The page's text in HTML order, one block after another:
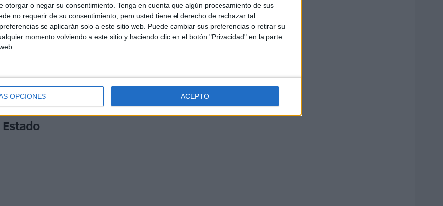
otorgar o negar su consentimiento. Tenga en cuenta que algún procesamiento de sus
no requerir de su consentimiento, pero usted tiene el derecho de rechazar tal
se aplicarán solo a este sitio web. Puede cambiar sus preferencias o retirar su
momento volviendo a este sitio y haciendo clic en el botón "Privacidad" en la parte
OPCIONES ACEPTO
esa situación a los medios de comunicación
del Gobierno sin obtener respuesta. “Cuando
grotescas que se dan, más aún cuando en la
partido más progresista de la historia”. Ferreras ha
o respuesta por parte de la administración de la